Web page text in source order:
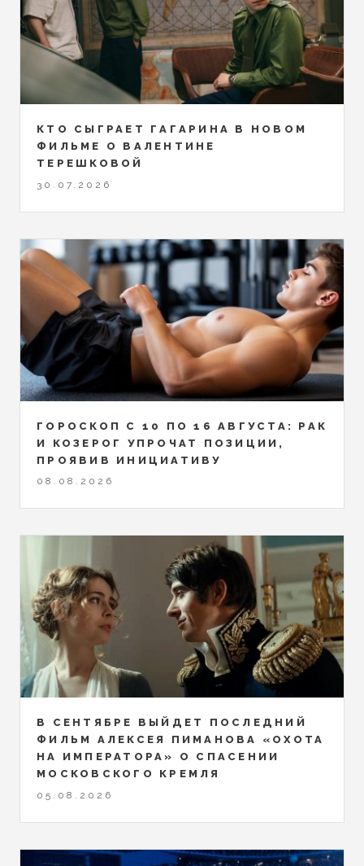
КТО СЫГРАЕТ ГАГАРИНА В НОВОМ
ФИЛЬМЕ О ВАЛЕНТИНЕ
ТЕРЕШКОВОЙ
30.07.2026
ГОРОСКОП С 10 ПО 16 АВГУСТА: РАК
И КОЗЕРОГ УПРОЧАТ ПОЗИЦИИ,
ПРОЯВИВ ИНИЦИАТИВУ
08.08.2026
В СЕНТЯБРЕ ВЫЙДЕТ ПОСЛЕДНИЙ
ФИЛЬМ АЛЕКСЕЯ ПИМАНОВА «ОХОТА
НА ИМПЕРАТОРА» О СПАСЕНИИ
МОСКОВСКОГО КРЕМЛЯ
05.08.2026